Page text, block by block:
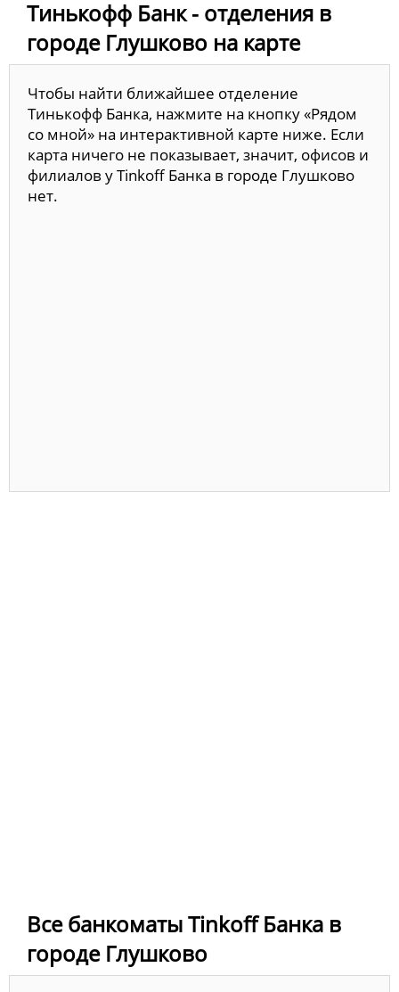
Тинькофф Банк - отделения в
городе Глушково на карте
Чтобы найти ближайшее отделение
Тинькофф Банка, нажмите на кнопку «Рядом
со мной» на интерактивной карте ниже. Если
карта ничего не показывает, значит, офисов и
филиалов у Tinkoff Банка в городе Глушково
нет.
Все банкоматы Tinkoff Банка в
городе Глушково